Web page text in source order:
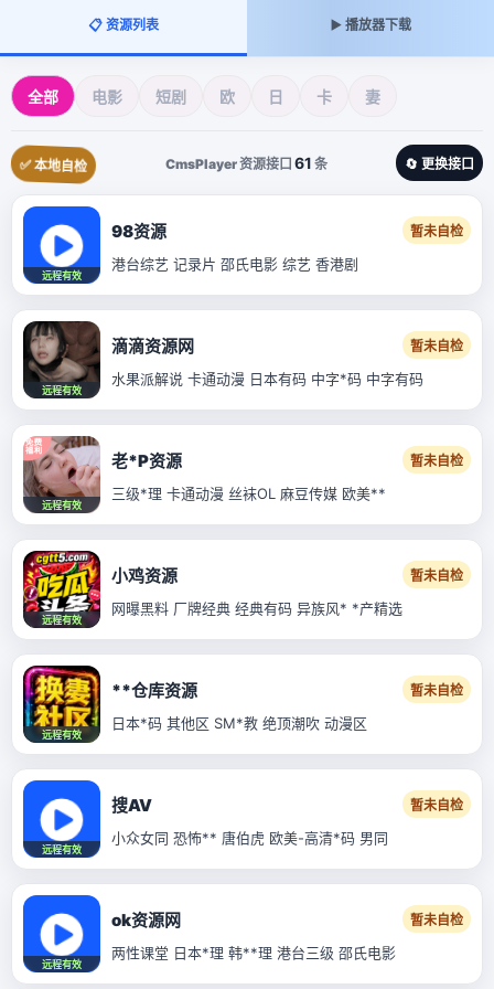
📋 资源列表 ▶️ 播放器下载
全部 电影 短剧 欧 日 卡 妻
✅ 本地自检 CmsPlayer 资源接口 61 条 🔄 更换接口
远程有效
98资源 暂未自检
港台综艺 记录片 邵氏电影 综艺 香港剧
远程有效
滴滴资源网 暂未自检
水果派解说 卡通动漫 日本有码 中字*码 中字有码
远程有效
老*P资源 暂未自检
三级*理 卡通动漫 丝袜OL 麻豆传媒 欧美**
远程有效
小鸡资源 暂未自检
网曝黑料 厂牌经典 经典有码 异族风* *产精选
远程有效
**仓库资源 暂未自检
日本*码 其他区 SM*教 绝顶潮吹 动漫区
远程有效
搜AV 暂未自检
小众女同 恐怖** 唐伯虎 欧美-高清*码 男同
远程有效
ok资源网 暂未自检
两性课堂 日本*理 韩**理 港台三级 邵氏电影